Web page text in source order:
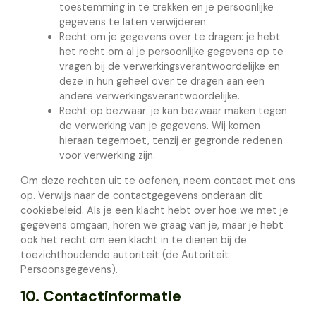
toestemming in te trekken en je persoonlijke
gegevens te laten verwijderen.
Recht om je gegevens over te dragen: je hebt
het recht om al je persoonlijke gegevens op te
vragen bij de verwerkingsverantwoordelijke en
deze in hun geheel over te dragen aan een
andere verwerkingsverantwoordelijke.
Recht op bezwaar: je kan bezwaar maken tegen
de verwerking van je gegevens. Wij komen
hieraan tegemoet, tenzij er gegronde redenen
voor verwerking zijn.
Om deze rechten uit te oefenen, neem contact met ons
op. Verwijs naar de contactgegevens onderaan dit
cookiebeleid. Als je een klacht hebt over hoe we met je
gegevens omgaan, horen we graag van je, maar je hebt
ook het recht om een klacht in te dienen bij de
toezichthoudende autoriteit (de Autoriteit
Persoonsgegevens).
10. Contactinformatie